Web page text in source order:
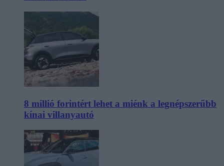
8 millió forintért lehet a miénk a legnépszerűbb
kínai villanyautó